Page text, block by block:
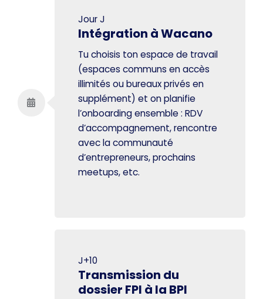
Jour J
Intégration à Wacano
Tu choisis ton espace de travail
(espaces communs en accès
illimités ou bureaux privés en
supplément) et on planifie
l’onboarding ensemble : RDV
d’accompagnement, rencontre
avec la communauté
d’entrepreneurs, prochains
meetups, etc.
J+10
Transmission du
dossier FPI à la BPI